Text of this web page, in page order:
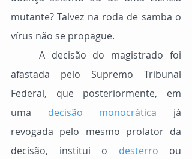
mutante? Talvez na roda de samba o
vírus não se propague.
afastada pelo Supremo Tribunal
Federal, que posteriormente, em
uma decisão monocrática já
revogada pelo mesmo prolator da
decisão, institui o desterro